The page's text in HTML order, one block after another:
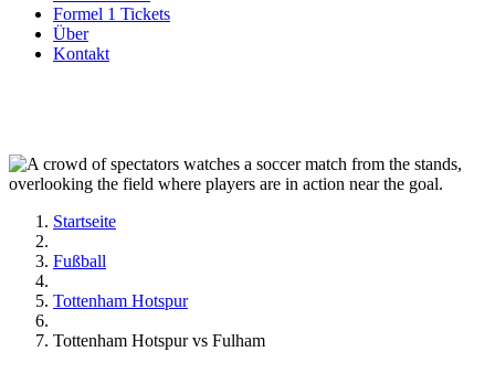
Formel 1 Tickets
Über
Kontakt
Startseite
Fußball
Tottenham Hotspur
Tottenham Hotspur vs Fulham